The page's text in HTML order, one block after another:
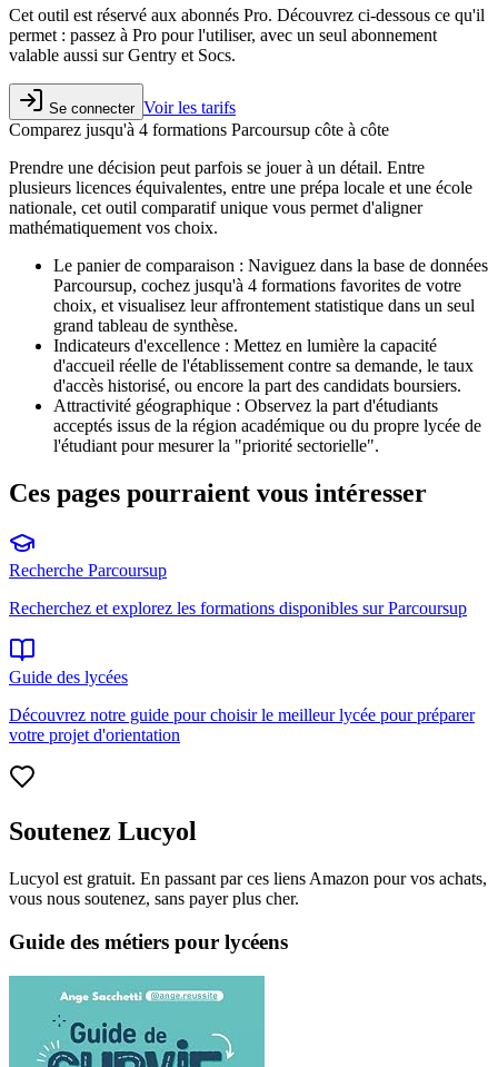
Cet outil est réservé aux abonnés Pro. Découvrez ci-dessous ce qu'il
permet : passez à Pro pour l'utiliser, avec un seul abonnement
valable aussi sur Gentry et Socs.
Se connecter Voir les tarifs
Comparez jusqu'à 4 formations Parcoursup côte à côte
Prendre une décision peut parfois se jouer à un détail. Entre
plusieurs licences équivalentes, entre une prépa locale et une école
nationale, cet outil comparatif unique vous permet d'aligner
mathématiquement vos choix.
Le panier de comparaison : Naviguez dans la base de données
Parcoursup, cochez jusqu'à 4 formations favorites de votre
choix, et visualisez leur affrontement statistique dans un seul
grand tableau de synthèse.
Indicateurs d'excellence : Mettez en lumière la capacité
d'accueil réelle de l'établissement contre sa demande, le taux
d'accès historisé, ou encore la part des candidats boursiers.
Attractivité géographique : Observez la part d'étudiants
acceptés issus de la région académique ou du propre lycée de
l'étudiant pour mesurer la "priorité sectorielle".
Ces pages pourraient vous intéresser
Recherche Parcoursup
Recherchez et explorez les formations disponibles sur Parcoursup
Guide des lycées
Découvrez notre guide pour choisir le meilleur lycée pour préparer
votre projet d'orientation
Soutenez Lucyol
Lucyol est gratuit. En passant par ces liens Amazon pour vos achats,
vous nous soutenez, sans payer plus cher.
Guide des métiers pour lycéens